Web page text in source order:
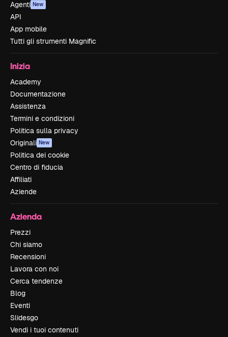
Agenti New
API
App mobile
Tutti gli strumenti Magnific
Inizia
Academy
Documentazione
Assistenza
Termini e condizioni
Politica sulla privacy
Originali New
Politica dei cookie
Centro di fiducia
Affiliati
Aziende
Azienda
Prezzi
Chi siamo
Recensioni
Lavora con noi
Cerca tendenze
Blog
Eventi
Slidesgo
Vendi i tuoi contenuti